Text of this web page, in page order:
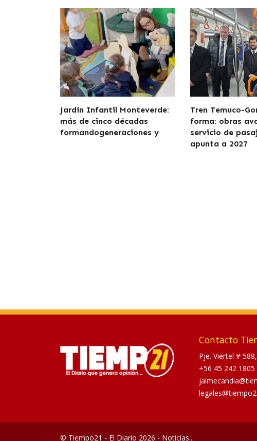
Jardín Infantil Monteverde:
más de cinco décadas
formandogeneraciones y
Tren Temuco-
forma: obras
servicio de
apunta a 2027
Contacto
Pje. Viertel #
+56 45 242 1805
© Tiempo21 - El Diario 2026 - Noticias...